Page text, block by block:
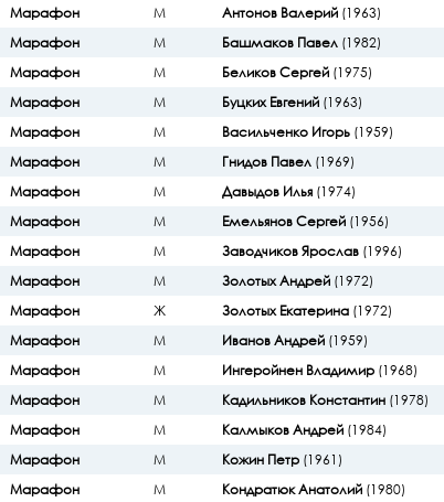
Марафон
М Антонов Валерий (1963)
Марафон
М Башмаков Павел (1982)
Марафон
М Беликов Сергей (1975)
Марафон
М Буцких Евгений (1963)
Марафон
М Васильченко Игорь (1959)
Марафон
М Гнидов Павел (1969)
Марафон
М Давыдов Илья (1974)
Марафон
М Емельянов Сергей (1956)
Марафон
М Заводчиков Ярослав (1996)
Марафон
М Золотых Андрей (1972)
Марафон
Ж Золотых Екатерина (1972)
Марафон
М Иванов Андрей (1959)
Марафон
М Ингеройнен Владимир (1968)
Марафон
М Кадильников Константин (1978)
Марафон
М Калмыков Андрей (1984)
Марафон
М Кожин Петр (1961)
Марафон
М Кондратюк Анатолий (1980)